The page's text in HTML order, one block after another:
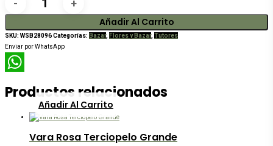
Molino
con
Añadir Al Carrito
SKU: WSB28096Categorías: Bazar, Flores y Bazar, Tutores
Enviar por WhatsApp
Productos relacionados
Añadir Al Carrito
Vara Rosa Terciopelo Grande